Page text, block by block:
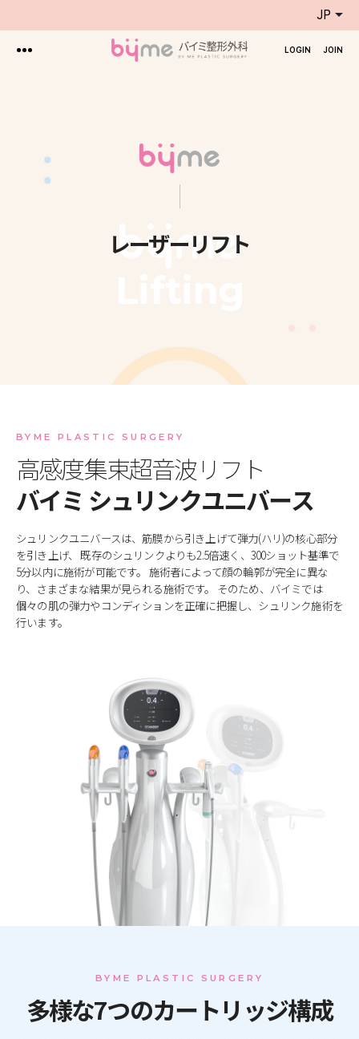
JP
LOGIN JOIN
レーザーリフト
BYME PLASTIC SURGERY
高感度集束超音波リフト
バイミ シュリンクユニバース
シュリンクユニバースは、筋膜から引き上げて弾力(ハリ)の核心部分
を引き上げ、 既存のシュリンクよりも2.5倍速く、300ショット基準で
5分以内に施術が可能です。 施術者によって顔の輪郭が完全に異な
り、さまざまな結果が見られる施術です。 そのため、バイミでは
個々の肌の弾力やコンディションを正確に把握し、シュリンク施術を
行います。
BYME PLASTIC SURGERY
多様な7つのカートリッジ構成